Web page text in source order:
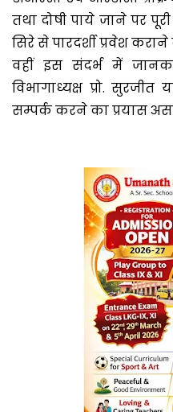
तथा दोषी पाये जाने पर
सिरे से पारदर्शी प्रवेश
वहीं इस संदर्भ में
विभागाध्यक्ष प्रो.
सम्पर्क करने का प्रयास